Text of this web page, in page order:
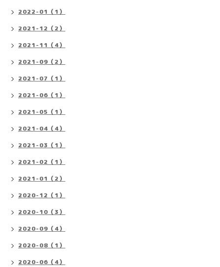
2022-01（1）
2021-12（2）
2021-11（4）
2021-09（2）
2021-07（1）
2021-06（1）
2021-05（1）
2021-04（4）
2021-03（1）
2021-02（1）
2021-01（2）
2020-12（1）
2020-10（3）
2020-09（4）
2020-08（1）
2020-06（4）